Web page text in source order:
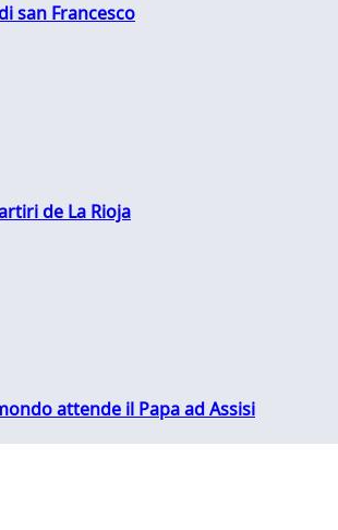
san Francesco
de La Rioja
attende il Papa ad Assisi